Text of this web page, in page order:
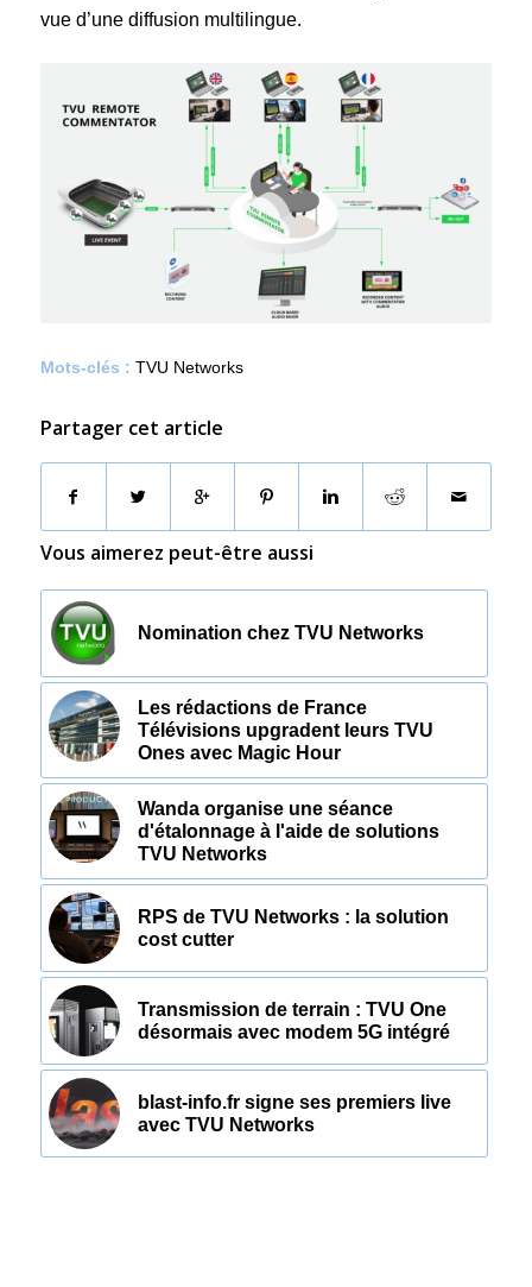
vue d’une diffusion multilingue.
Mots-clés : TVU Networks
Partager cet article
Vous aimerez peut-être aussi
Nomination chez TVU Networks
Les rédactions de France
Télévisions upgradent leurs TVU
Ones avec Magic Hour
Wanda organise une séance
d'étalonnage à l'aide de solutions
TVU Networks
RPS de TVU Networks : la solution
cost cutter
Transmission de terrain : TVU One
désormais avec modem 5G intégré
blast-info.fr signe ses premiers live
avec TVU Networks